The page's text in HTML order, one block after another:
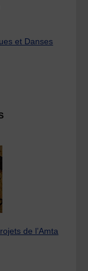
et Danses
de l’Amta